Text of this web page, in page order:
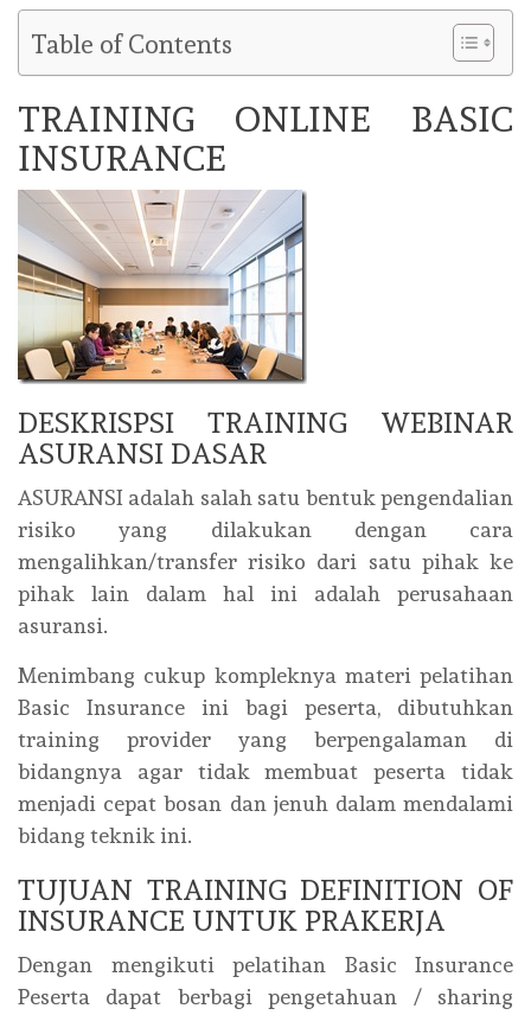
Table of Contents
TRAINING ONLINE BASIC
INSURANCE
DESKRISPSI TRAINING WEBINAR
ASURANSI DASAR
ASURANSI adalah salah satu bentuk pengendalian
risiko yang dilakukan dengan cara
mengalihkan/transfer risiko dari satu pihak ke
pihak lain dalam hal ini adalah perusahaan
asuransi.
Menimbang cukup kompleknya materi pelatihan
Basic Insurance ini bagi peserta, dibutuhkan
training provider yang berpengalaman di
bidangnya agar tidak membuat peserta tidak
menjadi cepat bosan dan jenuh dalam mendalami
bidang teknik ini.
TUJUAN TRAINING DEFINITION OF
INSURANCE UNTUK PRAKERJA
Dengan mengikuti pelatihan Basic Insurance
Peserta dapat berbagi pengetahuan / sharing